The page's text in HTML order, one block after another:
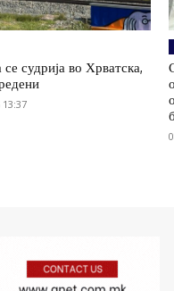
се судрија во Хрватска,
13:37